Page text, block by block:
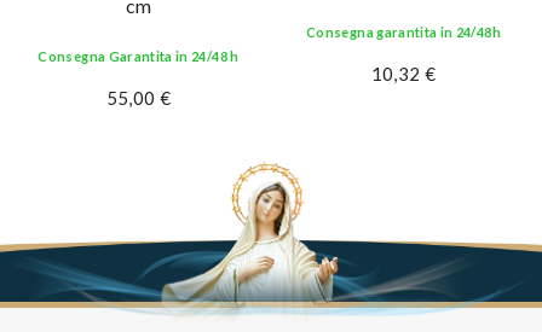
cm
Consegna Garantita in 24/48 h
55,00 €
Consegna garantita in 24/48h
10,32 €